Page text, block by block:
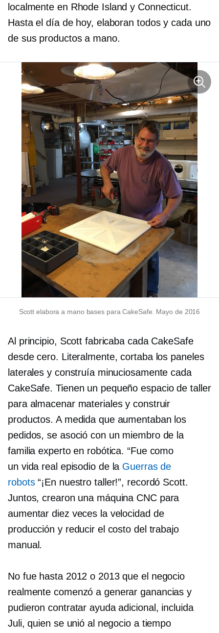
localmente en Rhode Island y Connecticut.
Hasta el día de hoy, elaboran todos y cada uno
de sus productos a mano.
Scott elabora a mano bases para CakeSafe. Mayo de 2016
Al principio, Scott fabricaba cada CakeSafe
desde cero. Literalmente, cortaba los paneles
laterales y construía minuciosamente cada
CakeSafe. Tienen un pequeño espacio de taller
para almacenar materiales y construir
productos. A medida que aumentaban los
pedidos, se asoció con un miembro de la
familia experto en robótica. “Fue como
un vida real episodio de la Guerras de
robots“¡En nuestro taller!”, recordó Scott.
Juntos, crearon una máquina CNC para
aumentar diez veces la velocidad de
producción y reducir el costo del trabajo
manual.
No fue hasta 2012 o 2013 que el negocio
realmente comenzó a generar ganancias y
pudieron contratar ayuda adicional, incluida
Juli, quien se unió al negocio a tiempo